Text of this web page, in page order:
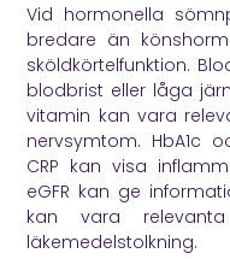
Vid hormonella
bredare än
sköldkörtelfunktion.
blodbrist eller låga
vitamin kan vara
nervsymtom. HbA1c
CRP kan visa
eGFR kan ge
kan vara
läkemedelstolkning.